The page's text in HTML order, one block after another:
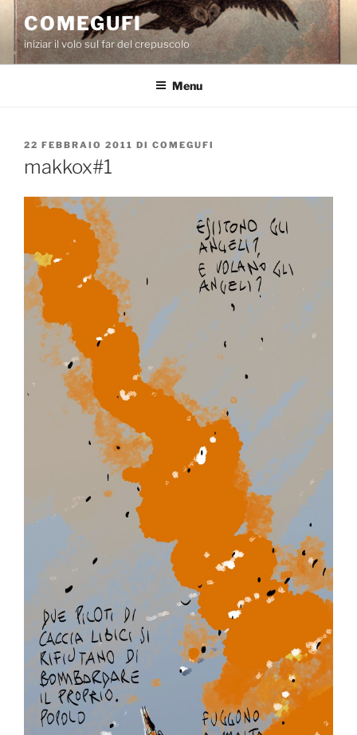
Salta
contenuto
COMEGUFI
iniziar il volo sul far del crepuscolo
Menu
PUBBLICATO
22 FEBBRAIO 2011 DI COMEGUFI
makkox#1